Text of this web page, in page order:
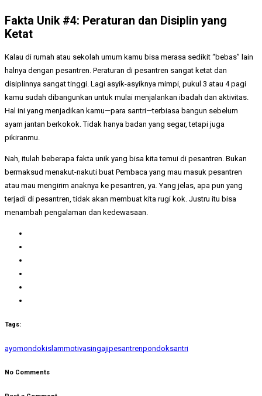
Fakta Unik #4: Peraturan dan Disiplin yang
Ketat
Kalau di rumah atau sekolah umum kamu bisa merasa sedikit “bebas” lain
halnya dengan pesantren. Peraturan di pesantren sangat ketat dan
disiplinnya sangat tinggi. Lagi asyik-asyiknya mimpi, pukul 3 atau 4 pagi
kamu sudah dibangunkan untuk mulai menjalankan ibadah dan aktivitas.
Hal ini yang menjadikan kamu—para santri—terbiasa bangun sebelum
ayam jantan berkokok. Tidak hanya badan yang segar, tetapi juga
pikiranmu.
Nah, itulah beberapa fakta unik yang bisa kita temui di pesantren. Bukan
bermaksud menakut-nakuti buat Pembaca yang mau masuk pesantren
atau mau mengirim anaknya ke pesantren, ya. Yang jelas, apa pun yang
terjadi di pesantren, tidak akan membuat kita rugi kok. Justru itu bisa
menambah pengalaman dan kedewasaan.
Tags:
ayomondokislammotivasingajipesantrenpondoksantri
No Comments